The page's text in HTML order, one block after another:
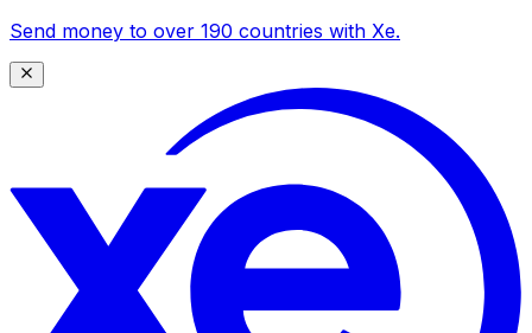
Send money to over 190 countries with Xe.